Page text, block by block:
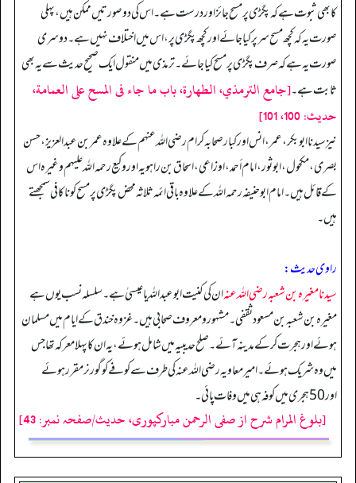
کا بھی ثبوت ہے کہ پگڑی پر مسح جائز اور درست ہے۔ اس کی دو صورتیں ممکن ہیں، پہلی
صورت یہ کہ کچھ مسح سر پر کیا جائے اور کچھ پگڑی پر، اس میں اختلاف نہیں ہے۔ دوسری
صورت یہ ہے کہ صرف پگڑی پر مسح کیا جائے۔ ترمذی میں منقول ایک صحیح حدیث سے یہ بھی
ثابت ہے۔[جامع الترمذي، الطهارة، باب ما جاء فى المسح على العمامة،
حديث: 100، 101]
نیز سیدنا ابوبکر، عمر، انس اور کبار صحابہ کرام رضی اللہ عنہم کے علاوہ عمر بن عبد العزیز، حسن
بصری، مکحول، ابوثور، امام أحمد، اوزاعی، اسحاق بن راہویہ اور وکیع رحمه الله علیہم وغیرہ اس
کے قائل ہیں۔ امام ابوحنیفہ رحمه الله کے علاوہ باقی ائمہ ثلاثہ محض پگڑی پر مسح کو ناکافی سمجھتے
ہیں۔
راوی حدیث:
سیدنا مغیرہ بن شعبہ رضی اللہ عنہان کی کنیت ابوعبد اللہ یا عیسیٰ ہے۔ سلسلہ نسب یوں ہے
مغیرہ بن شعبہ بن مسعود ثقفی۔ مشہور و معروف صحابی ہیں۔ غزوہ خندق کے ایام میں مسلمان
ہوئے اور ہجرت کر کے مدینہ آئے۔ صلح حدیبیہ میں شامل ہوئے، یہ ان کا پہلا معرکہ تھا جس
میں وہ شریک ہوئے۔ امیر معاویہ رضی اللہ عنہ کی طرف سے کوفے کو گورنر مقرر ہوئے
اور 50 ہجری میں کوفہ ہی میں وفات پائی۔
[بلوغ المرام شرح از صفی الرحمن مبارکپوری، حدیث/صفحہ نمبر: 43]